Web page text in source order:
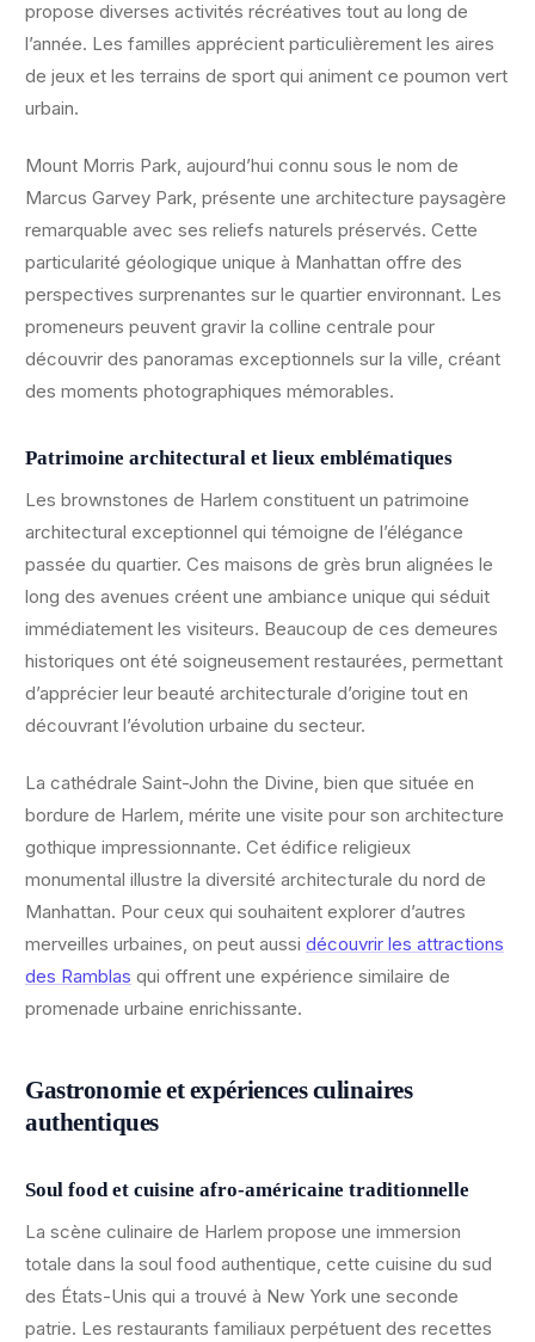
propose diverses activités récréatives tout au long de
l’année. Les familles apprécient particulièrement les aires
de jeux et les terrains de sport qui animent ce poumon vert
urbain.
Mount Morris Park, aujourd’hui connu sous le nom de
Marcus Garvey Park, présente une architecture paysagère
remarquable avec ses reliefs naturels préservés. Cette
particularité géologique unique à Manhattan offre des
perspectives surprenantes sur le quartier environnant. Les
promeneurs peuvent gravir la colline centrale pour
découvrir des panoramas exceptionnels sur la ville, créant
des moments photographiques mémorables.
Patrimoine architectural et lieux emblématiques
Les brownstones de Harlem constituent un patrimoine
architectural exceptionnel qui témoigne de l’élégance
passée du quartier. Ces maisons de grès brun alignées le
long des avenues créent une ambiance unique qui séduit
immédiatement les visiteurs. Beaucoup de ces demeures
historiques ont été soigneusement restaurées, permettant
d’apprécier leur beauté architecturale d’origine tout en
découvrant l’évolution urbaine du secteur.
La cathédrale Saint-John the Divine, bien que située en
bordure de Harlem, mérite une visite pour son architecture
gothique impressionnante. Cet édifice religieux
monumental illustre la diversité architecturale du nord de
Manhattan. Pour ceux qui souhaitent explorer d’autres
merveilles urbaines, on peut aussi découvrir les attractions
des Ramblas qui offrent une expérience similaire de
promenade urbaine enrichissante.
Gastronomie et expériences culinaires
authentiques
Soul food et cuisine afro-américaine traditionnelle
La scène culinaire de Harlem propose une immersion
totale dans la soul food authentique, cette cuisine du sud
des États-Unis qui a trouvé à New York une seconde
patrie. Les restaurants familiaux perpétuent des recettes